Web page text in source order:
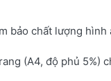
bảo chất lượng
(A4, độ phủ 5%)